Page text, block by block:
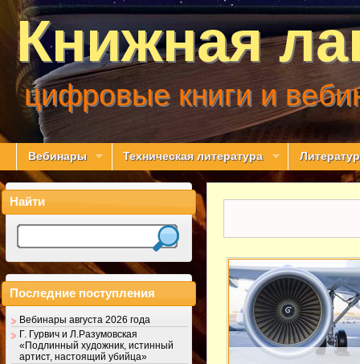
Книжная
цифровые книги и
Вебинары Техническая литература
Найти
Последние поступления
Вебинары августа 2026 года
Г. Гурвич и Л.Разумовская
«Подлинный художник, истинный
артист, настоящий убийца»